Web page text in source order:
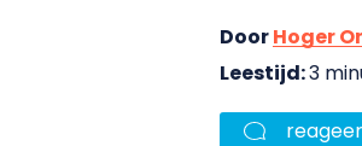
DoorHoger
Leestijd:3
reageer